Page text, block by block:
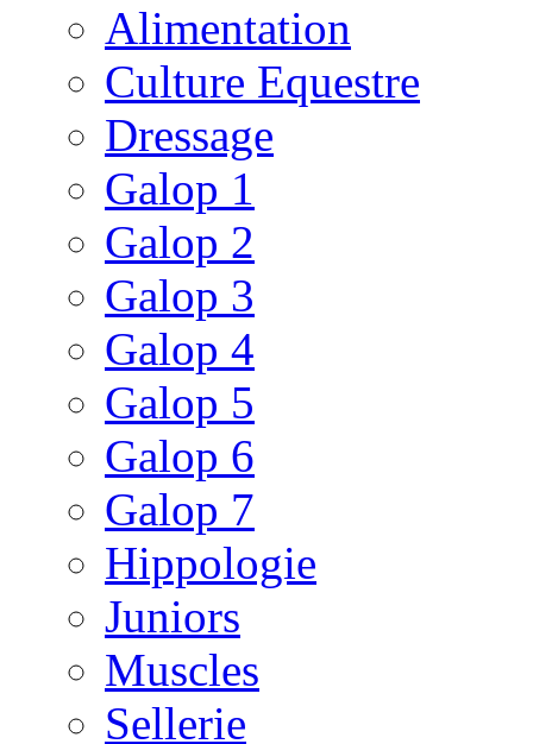
Alimentation
Culture Equestre
Dressage
Galop 1
Galop 2
Galop 3
Galop 4
Galop 5
Galop 6
Galop 7
Hippologie
Juniors
Muscles
Sellerie